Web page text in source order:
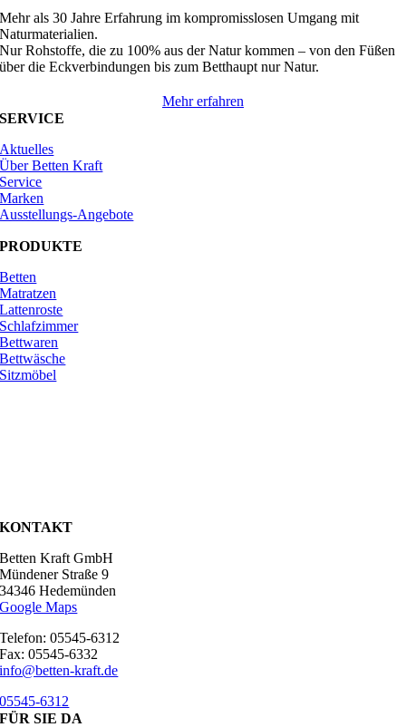
Mehr als 30 Jahre Erfahrung im kompromisslosen Umgang mit
Naturmaterialien.
Nur Rohstoffe, die zu 100% aus der Natur kommen – von den Füßen
über die Eckverbindungen bis zum Betthaupt nur Natur.
Mehr erfahren
SERVICE
Aktuelles
Über Betten Kraft
Service
Marken
Ausstellungs-Angebote
PRODUKTE
Betten
Matratzen
Lattenroste
Schlafzimmer
Bettwaren
Bettwäsche
Sitzmöbel
KONTAKT
Betten Kraft GmbH
Mündener Straße 9
34346 Hedemünden
Google Maps
Telefon: 05545-6312
Fax: 05545-6332
info@betten-kraft.de
05545-6312
FÜR SIE DA